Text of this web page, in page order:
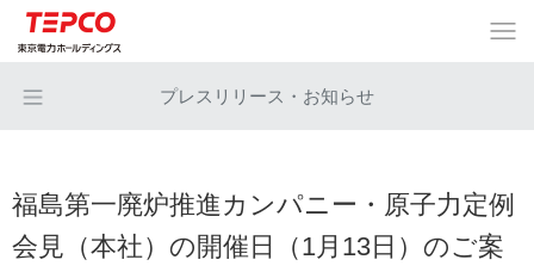
プレスリリース・お知らせ
福島第一廃炉推進カンパニー・原子力定例
会見（本社）の開催日（1月13日）のご案